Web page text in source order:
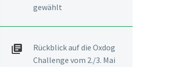
gewählt
Rückblick auf die Oxdog
Challenge vom 2./3. Mai